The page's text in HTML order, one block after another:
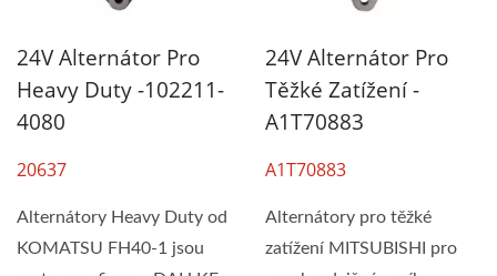
24V Alternátor Pro
Heavy Duty -102211-
4080
20637
Alternátory Heavy Duty od
KOMATSU FH40-1 jsou
24V Alternátor Pro
Těžké Zatížení -
A1T70883
A1T70883
Alternátory pro těžké
zatížení MITSUBISHI pro